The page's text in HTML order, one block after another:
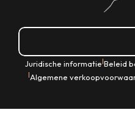
Juridische informatie|Beleid
|Algemene